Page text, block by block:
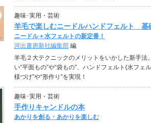
趣味･実用・芸術
羊毛で楽しむニードルハンドフェルト 基
ニードル＋水フェルトの新定番！
河出書房新社編集部 編
羊毛２大テクニックのメリットをいかした新手法
い“平面もの”や“袋もの”、ハンドフェルト(水フェ
様づけ”や“形作り”を実現！
趣味･実用・芸術
手作りキャンドルの本
あかりを創る・あかりを楽しむ